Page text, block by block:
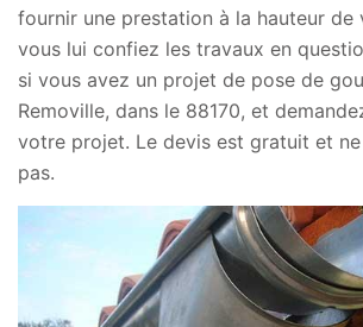
fournir une prestation à la hauteur de
vous lui confiez les travaux en
si vous avez un projet de pose de
Removille, dans le 88170, et
votre projet. Le devis est gratuit et
pas.